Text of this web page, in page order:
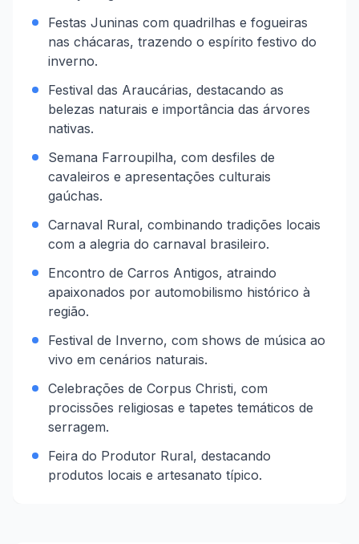
Festas Juninas com quadrilhas e fogueiras
nas chácaras, trazendo o espírito festivo do
inverno.
Festival das Araucárias, destacando as
belezas naturais e importância das árvores
nativas.
Semana Farroupilha, com desfiles de
cavaleiros e apresentações culturais
gaúchas.
Carnaval Rural, combinando tradições locais
com a alegria do carnaval brasileiro.
Encontro de Carros Antigos, atraindo
apaixonados por automobilismo histórico à
região.
Festival de Inverno, com shows de música ao
vivo em cenários naturais.
Celebrações de Corpus Christi, com
procissões religiosas e tapetes temáticos de
serragem.
Feira do Produtor Rural, destacando
produtos locais e artesanato típico.